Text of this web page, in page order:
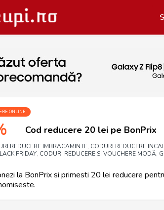
ONLINE
Cod reducere 20 lei pe BonPrix
REDUCERE IMBRACAMINTE, CODURI REDUCERE
FRIDAY, CODURI REDUCERE SI VOUCHERE MODĂ,
la BonPrix si primesti 20 lei reducere